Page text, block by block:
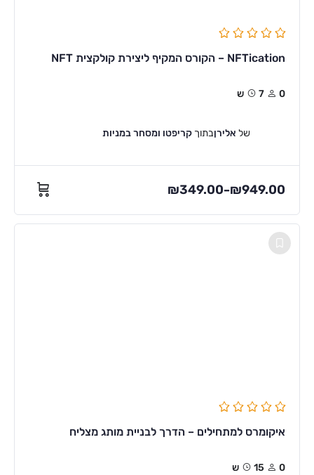
NFTication – הקורס המקיף ליצירת קולקצית NFT
0 7ש
של אלירןבתוך קריפטו ומסחר במניות
₪349.00–₪949.00
איקומרס למתחילים – הדרך לבניית מותג מצליח
0 15ש